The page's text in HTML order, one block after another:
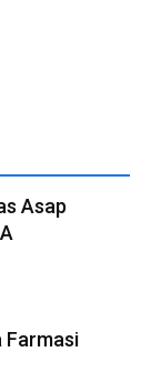
Asap
Farmasi